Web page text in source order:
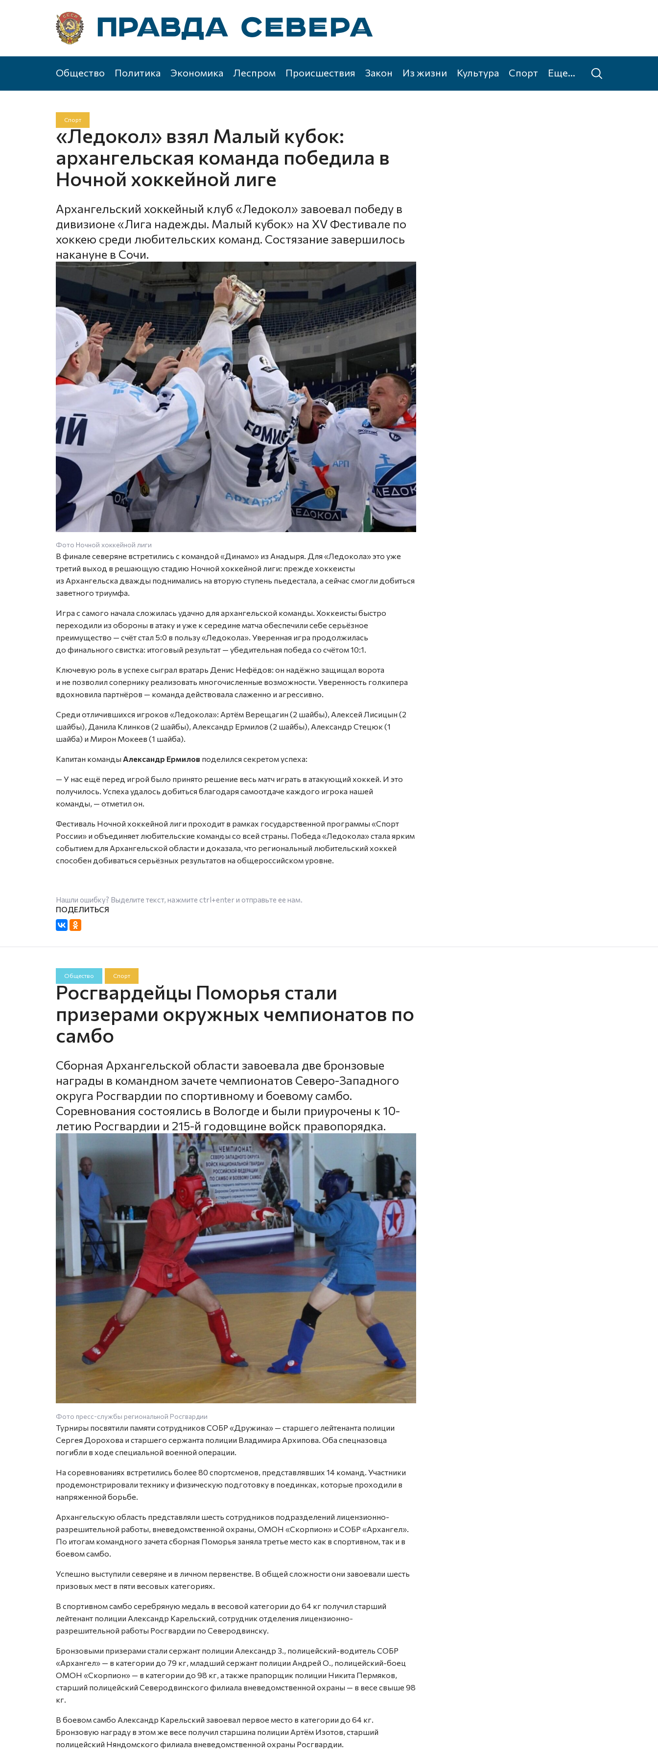
Общество Политика Экономика Леспром Происшествия Закон Из жизни Культура Спорт Еще...
Спорт
«Ледокол» взял Малый кубок:
архангельская команда победила в
Ночной хоккейной лиге
Архангельский хоккейный клуб «Ледокол» завоевал победу в
дивизионе «Лига надежды. Малый кубок» на XV Фестивале по
хоккею среди любительских команд. Состязание завершилось
накануне в Сочи.
Фото Ночной хоккейной лиги
В финале северяне встретились с командой «Динамо» из Анадыря. Для «Ледокола» это уже
третий выход в решающую стадию Ночной хоккейной лиги: прежде хоккеисты
из Архангельска дважды поднимались на вторую ступень пьедестала, а сейчас смогли добиться
заветного триумфа.
Игра с самого начала сложилась удачно для архангельской команды. Хоккеисты быстро
переходили из обороны в атаку и уже к середине матча обеспечили себе серьёзное
преимущество — счёт стал 5:0 в пользу «Ледокола». Уверенная игра продолжилась
до финального свистка: итоговый результат — убедительная победа со счётом 10:1.
Ключевую роль в успехе сыграл вратарь Денис Нефёдов: он надёжно защищал ворота
и не позволил сопернику реализовать многочисленные возможности. Уверенность голкипера
вдохновила партнёров — команда действовала слаженно и агрессивно.
Среди отличившихся игроков «Ледокола»: Артём Верещагин (2 шайбы), Алексей Лисицын (2
шайбы), Данила Клинков (2 шайбы), Александр Ермилов (2 шайбы), Александр Стецюк (1
шайба) и Мирон Мокеев (1 шайба).
Капитан команды Александр Ермилов поделился секретом успеха:
— У нас ещё перед игрой было принято решение весь матч играть в атакующий хоккей. И это
получилось. Успеха удалось добиться благодаря самоотдаче каждого игрока нашей
команды, — отметил он.
Фестиваль Ночной хоккейной лиги проходит в рамках государственной программы «Спорт
России» и объединяет любительские команды со всей страны. Победа «Ледокола» стала ярким
событием для Архангельской области и доказала, что региональный любительский хоккей
способен добиваться серьёзных результатов на общероссийском уровне.
Нашли ошибку? Выделите текст, нажмите ctrl+enterи отправьте ее нам.
Общество Спорт
Росгвардейцы Поморья стали
призерами окружных чемпионатов по
самбо
Сборная Архангельской области завоевала две бронзовые
награды в командном зачете чемпионатов Северо-Западного
округа Росгвардии по спортивному и боевому самбо.
Соревнования состоялись в Вологде и были приурочены к 10-
летию Росгвардии и 215-й годовщине войск правопорядка.
Фото пресс-службы региональной Росгвардии
Турниры посвятили памяти сотрудников СОБР «Дружина» — старшего лейтенанта полиции
Сергея Дорохова и старшего сержанта полиции Владимира Архипова. Оба спецназовца
погибли в ходе специальной военной операции.
На соревнованиях встретились более 80 спортсменов, представлявших 14 команд. Участники
продемонстрировали технику и физическую подготовку в поединках, которые проходили в
напряженной борьбе.
Архангельскую область представляли шесть сотрудников подразделений лицензионно-
разрешительной работы, вневедомственной охраны, ОМОН «Скорпион» и СОБР «Архангел».
По итогам командного зачета сборная Поморья заняла третье место как в спортивном, так и в
боевом самбо.
Успешно выступили северяне и в личном первенстве. В общей сложности они завоевали шесть
призовых мест в пяти весовых категориях.
В спортивном самбо серебряную медаль в весовой категории до 64 кг получил старший
лейтенант полиции Александр Карельский, сотрудник отделения лицензионно-
разрешительной работы Росгвардии по Северодвинску.
Бронзовыми призерами стали сержант полиции Александр З., полицейский-водитель СОБР
«Архангел» — в категории до 79 кг, младший сержант полиции Андрей О., полицейский-боец
ОМОН «Скорпион» — в категории до 98 кг, а также прапорщик полиции Никита Пермяков,
старший полицейский Северодвинского филиала вневедомственной охраны — в весе свыше 98
кг.
В боевом самбо Александр Карельский завоевал первое место в категории до 64 кг.
Бронзовую награду в этом же весе получил старшина полиции Артём Изотов, старший
полицейский Няндомского филиала вневедомственной охраны Росгвардии.